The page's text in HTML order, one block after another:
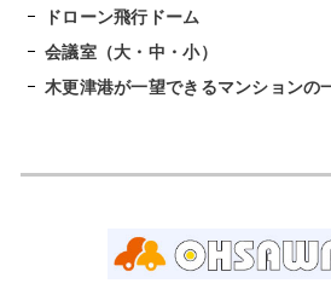
ドローン飛行ドーム
会議室（大・中・小）
木更津港が一望できるマンションの